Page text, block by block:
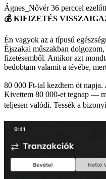
Ágnes_Nővér36 perccel ezelőtt
💰 KIFIZETÉS
Én vagyok az a típusú
Éjszakai műszakban
fizetésemből. Amikor azt
bedobtam valamit a tévébe,
80 000 Ft-tal kezdtem öt
Kivettem 80 000-et tegnap —
teljesen valódi. Tessék a